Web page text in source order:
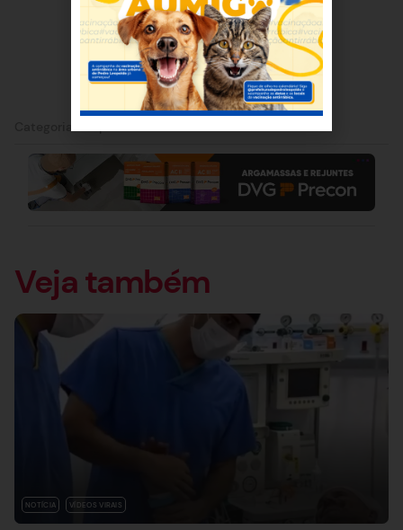
Veja também
NOTÍCIA VÍDEOS VIRAIS